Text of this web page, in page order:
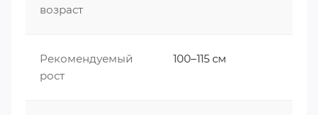
возраст
Рекомендуемый
рост
100–115 см